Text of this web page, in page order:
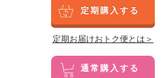
定期購入する
定期お届けおトク便とは＞
通常購入する